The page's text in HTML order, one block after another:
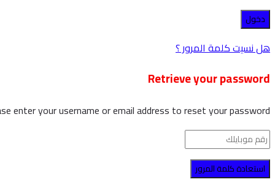
هل نسيت كلمة المرور ؟
Retrieve your password
enter your username or email address to reset your password.